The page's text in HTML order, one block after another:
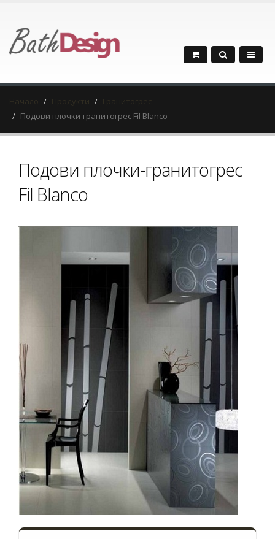
Начало Продукти
Гранитогрес
Подови плочки-гранитогрес Fil Blanco
Подови плочки-гранитогрес
Fil Blanco